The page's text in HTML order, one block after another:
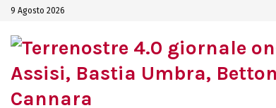
9 Agosto 2026